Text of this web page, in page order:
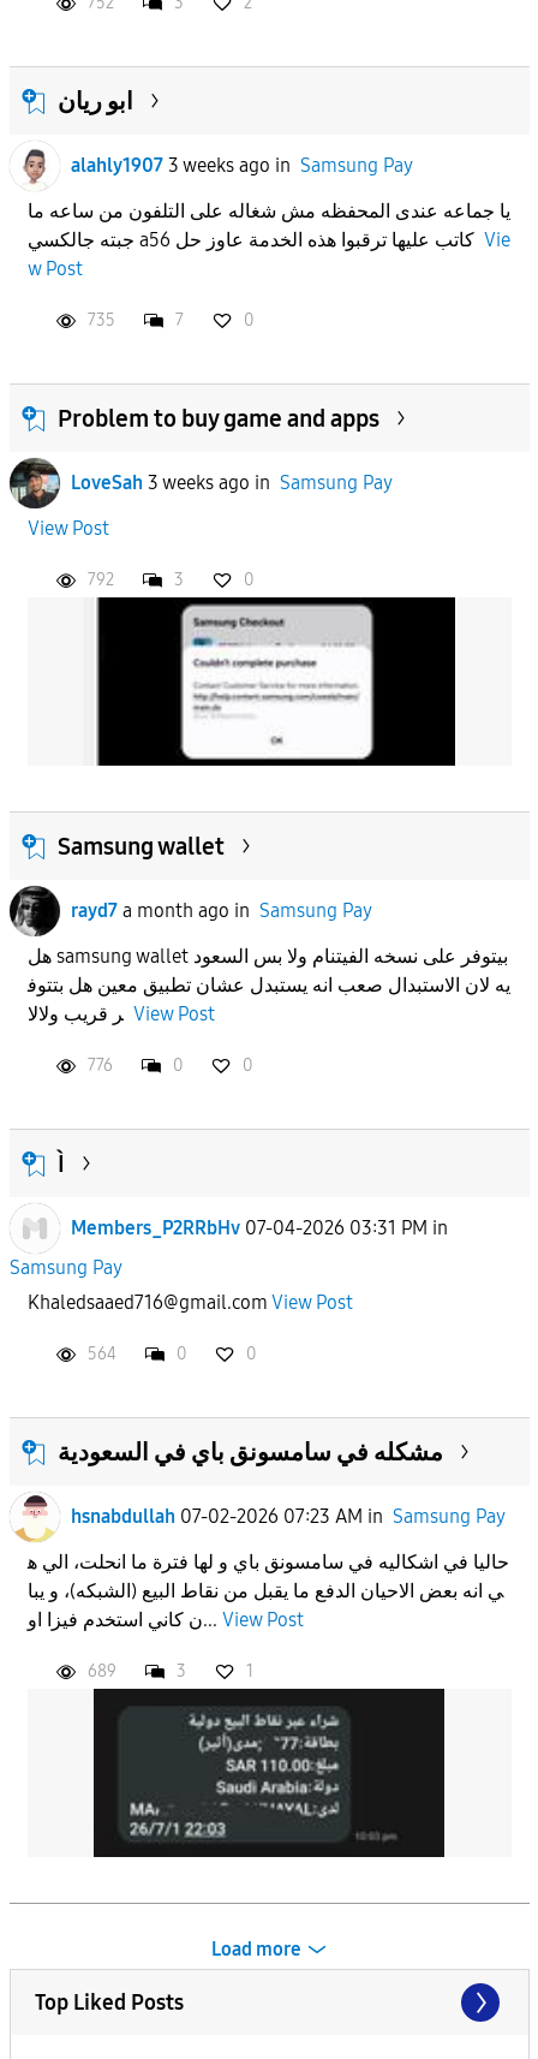
ابو ريان
alahly1907 3 weeks ago in Samsung Pay
يا جماعه عندى المحفظه مش شغاله على التلفون من ساعه ما
جبته جالكسي a56 كاتب عليها ترقبوا هذه الخدمة عاوز حل Vie
w Post
735 7 0
Problem to buy game and apps
LoveSah 3 weeks ago in Samsung Pay
View Post
792 3 0
Samsung wallet
rayd7 a month ago in Samsung Pay
هل samsung wallet بيتوفر على نسخه الفيتنام ولا بس السعود
يه لان الاستبدال صعب انه يستبدل عشان تطبيق معين هل بتتوف
ر قريب ولالا View Post
776 0 0
Ì
Members_P2RRbHv 07-04-2026 03:31 PM in
Samsung Pay
Khaledsaaed716@gmail.com View Post
564 0 0
مشكله في سامسونق باي في السعودية
hsnabdullah 07-02-2026 07:23 AM in Samsung Pay
حاليا في اشكاليه في سامسونق باي و لها فترة ما انحلت، الي ه
ي انه بعض الاحيان الدفع ما يقبل من نقاط البيع (الشبكه)، و يبا
ن كاني استخدم فيزا او... View Post
689 3 1
Load more
Top Liked Posts